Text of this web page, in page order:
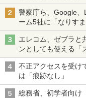
ち・ざ・ろーど！そ
警察庁ら、Google
ーム5社に「なりす
真や映像を使った投
エレコム、ゼブラと
ンとしても使える
も、持ち替えずに書
不正アクセスを受け
は「痕跡なし」
総務省、初学者向け